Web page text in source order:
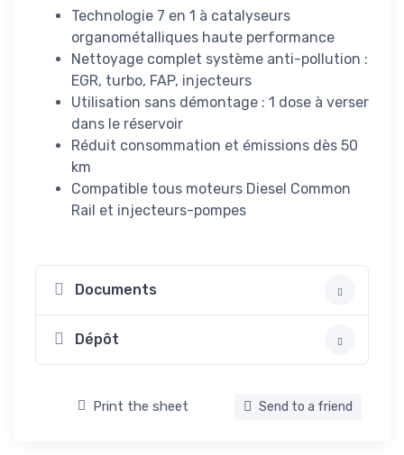
Technologie 7 en 1 à catalyseurs
organométalliques haute performance
Nettoyage complet système anti-pollution :
EGR, turbo, FAP, injecteurs
Utilisation sans démontage : 1 dose à verser
dans le réservoir
Réduit consommation et émissions dès 50
km
Compatible tous moteurs Diesel Common
Rail et injecteurs-pompes
Documents
Dépôt
Print the sheet Send to a friend